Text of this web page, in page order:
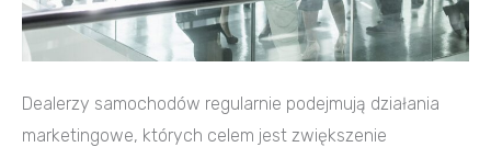
Dealerzy samochodów regularnie podejmują działania
marketingowe, których celem jest zwiększenie